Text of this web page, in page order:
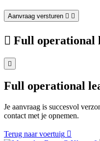
Aanvraag versturen
Full operational
Full operational
Je aanvraag is succesvol
contact met je opnemen.
Terug naar voertuig